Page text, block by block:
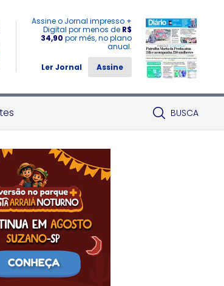
Assine o Jornal impresso +
Digital por menos de R$
34,90 por mês, no plano
anual.
Ler Jornal
Assine
BUSCA